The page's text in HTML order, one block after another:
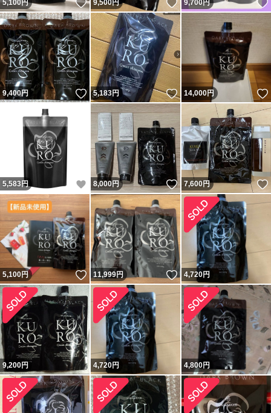
5,100円 いいね！
9,500円 いいね！
9,700円
9,400円 いいね！
5,183円 いいね！
14,000円
5,583円 いいね！
8,000円 いいね！
7,600円
5,100円 いいね！
11,999円 いいね！
4,720円
9,200円 4,720円 4,800円